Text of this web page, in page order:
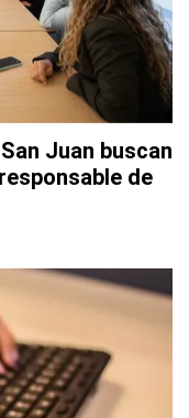
Juan buscan
de